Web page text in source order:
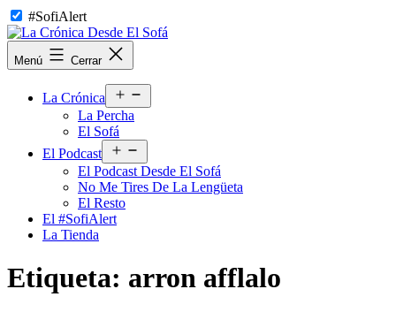
Saltar
al
contenido
#SofiAlert
La
Crónica
Menú Cerrar
La Crónica
el
La Percha
El Sofá
El Podcast
el
menú
El Podcast Desde El Sofá
No Me Tires De La Lengüeta
El Resto
El #SofiAlert
La Tienda
Etiqueta: arron afflalo